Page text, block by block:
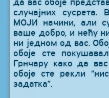
случајних
МОЈИ начини, али
ваше добро, и нећу
ни једном од вас.
обоје сте
Грнчару како да
обоје сте рекли
задатка”.